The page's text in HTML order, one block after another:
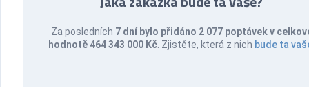
Za posledních 7 dní bylo přidáno 2 077 poptávek v
hodnotě 464 343 000 Kč . Zjistěte, která z nich bude ta